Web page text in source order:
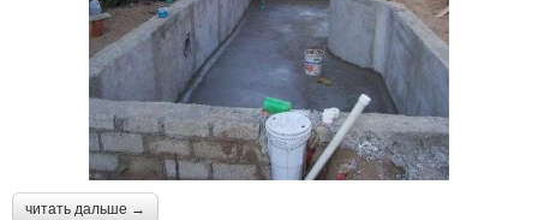
читать дальше →